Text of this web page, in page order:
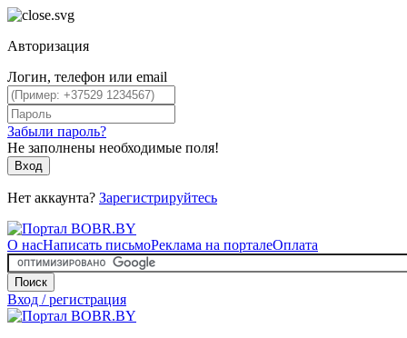
Авторизация
Логин, телефон или email
Забыли пароль?
Не заполнены необходимые поля!
Вход
Нет аккаунта? Зарегистрируйтесь
О насНаписать письмоРеклама на порталеОплата
Поиск
Вход / регистрация